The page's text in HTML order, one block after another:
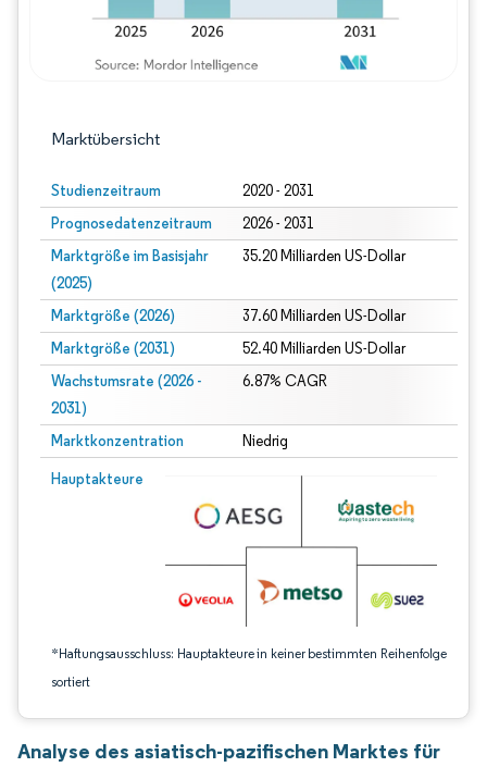
Marktübersicht
Studienzeitraum 2020 - 2031
Prognosedatenzeitraum 2026 - 2031
Marktgröße im Basisjahr
(2025)
35.20 Milliarden US-Dollar
Marktgröße (2026) 37.60 Milliarden US-Dollar
Marktgröße (2031) 52.40 Milliarden US-Dollar
Wachstumsrate (2026 -
2031)
6.87% CAGR
Marktkonzentration Niedrig
Hauptakteure
*Haftungsausschluss: Hauptakteure in keiner bestimmten Reihenfolge
sortiert
Bild © Mordor Intelligence. Wiederverwendung erfordert Namensnennung
Analyse des asiatisch-pazifischen Marktes für